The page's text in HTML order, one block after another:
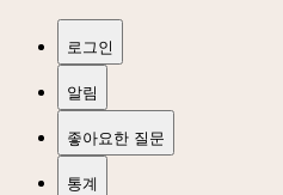
로그인
알림
좋아요한 질문
통계